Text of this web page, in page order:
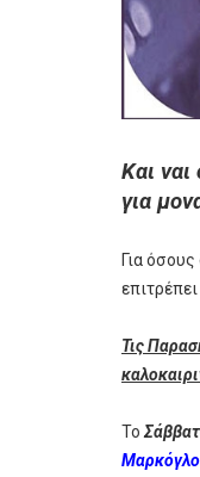
Και
για
Για
Τις
Το